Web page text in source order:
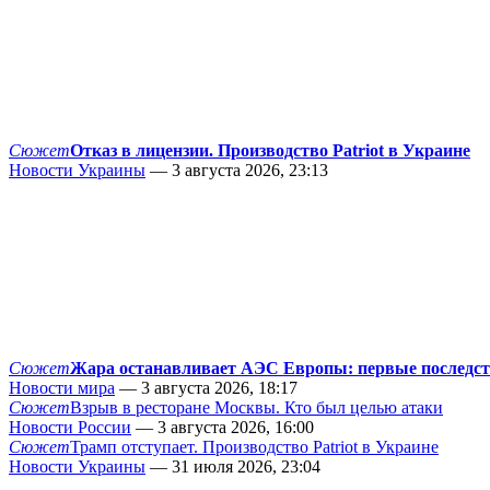
СюжетОтказ в лицензии. Производство Patriot в Украине
Новости Украины — 3 августа 2026, 23:13
СюжетЖара останавливает АЭС Европы: первые
Новости мира — 3 августа 2026, 18:17
СюжетВзрыв в ресторане Москвы. Кто был целью атаки
Новости России — 3 августа 2026, 16:00
СюжетТрамп отступает. Производство Patriot в Украине
Новости Украины — 31 июля 2026, 23:04